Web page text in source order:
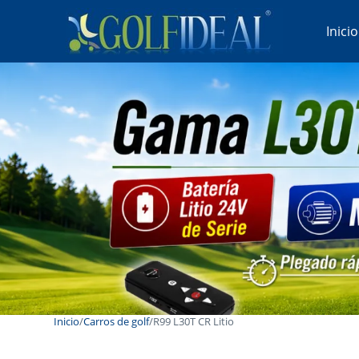
Inicio
Inicio/Carros de golf/R99 L30T CR Litio